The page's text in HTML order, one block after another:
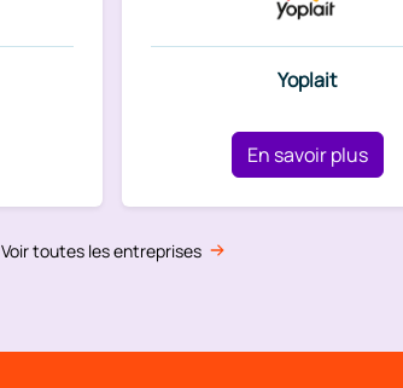
Yoplait
En savoir plus
Voir toutes les entreprises